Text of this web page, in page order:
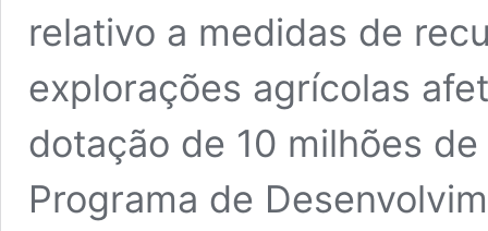
relativo a medidas de
explorações agrícolas
dotação de 10 milhões
Programa de